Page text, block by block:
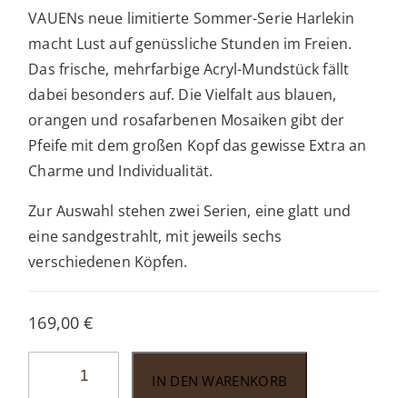
VAUENs neue limitierte Sommer-Serie Harlekin
macht Lust auf genüssliche Stunden im Freien.
Das frische, mehrfarbige Acryl-Mundstück fällt
dabei besonders auf. Die Vielfalt aus blauen,
orangen und rosafarbenen Mosaiken gibt der
Pfeife mit dem großen Kopf das gewisse Extra an
Charme und Individualität.
Zur Auswahl stehen zwei Serien, eine glatt und
eine sandgestrahlt, mit jeweils sechs
verschiedenen Köpfen.
169,00€
IN DEN WARENKORB